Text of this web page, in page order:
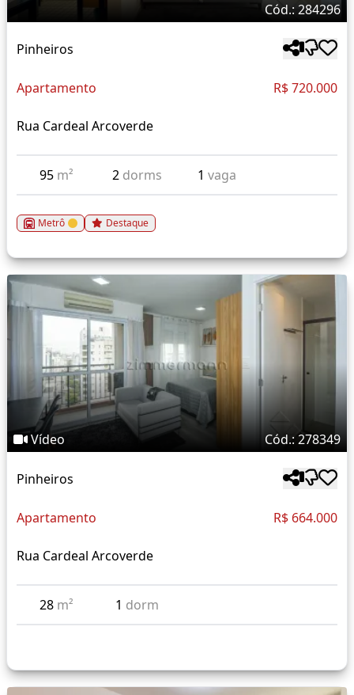
Cód.: 284296
Pinheiros
Apartamento R$ 720.000
Rua Cardeal Arcoverde
95 m² 2 dorms 1vaga
Metrô Destaque
Vídeo Cód.: 278349
Pinheiros
Apartamento R$ 664.000
Rua Cardeal Arcoverde
28 m² 1 dorm